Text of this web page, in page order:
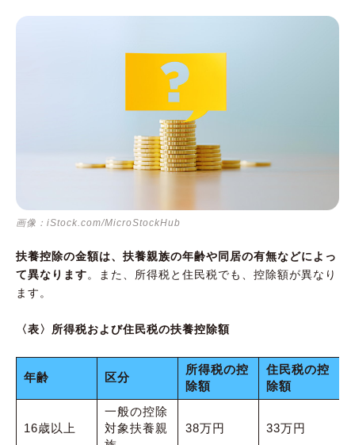
画像：iStock.com/MicroStockHub
扶養控除の金額は、扶養親族の年齢や同居の有無などによっ
て異なります。また、所得税と住民税でも、控除額が異なり
ます。
〈表〉所得税および住民税の扶養控除額
年齢 区分
所得税の控
除額
住民税の控
除額
16歳以上
一般の控除
対象扶養親
38万円 33万円